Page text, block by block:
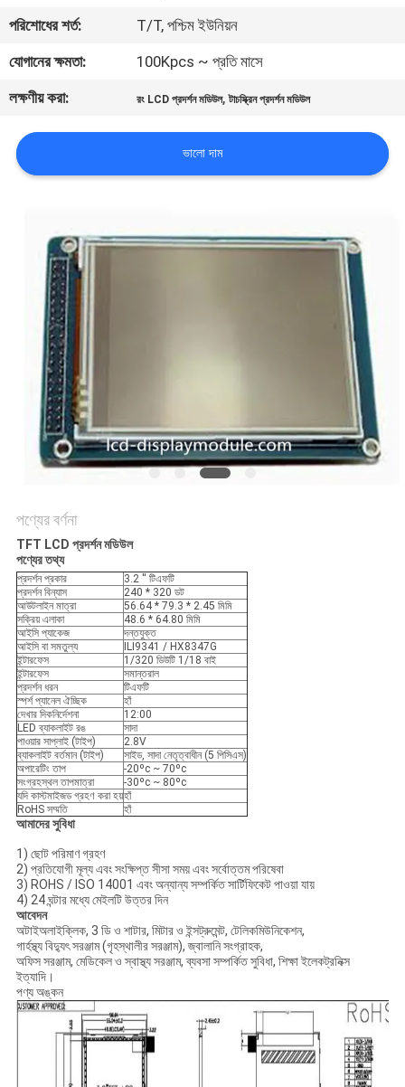
সাথে
যোগাযোগ
করুন
খবর
জন্য
আবেদন
সাইট
ম্যাপ
গোপনীয়তা
পরিশোধের শর্ত:
T/T, পশ্চিম ইউনিয়ন
যোগানের ক্ষমতা:
100Kpcs ~ প্রতি মাসে
লক্ষণীয় করা:
রং LCD প্রদর্শন মডিউল,টাচস্ক্রিন প্রদর্শন মডিউল
ভালো দাম
পণ্যের বর্ণনা
TFT LCD প্রদর্শন মডিউল
পণ্যের তথ্য
প্রদর্শন প্রকার
3.2 '' টিএফটি
প্রদর্শন বিন্যাস
240 * 320 ডট
আউটলাইন মাত্রা
56.64 * 79.3 * 2.45 মিমি
সক্রিয় এলাকা
48.6 * 64.80 মিমি
আইসি প্যাকেজ
দন্তযুক্ত
আইসি বা সমতুল্য
ILI9341 / HX8347G
ইন্টারফেস
1/320 ডিউটি ​​1/18 বাই
ইন্টারফেস
সমান্তরাল
প্রদর্শন ধরন
টিএফটি
স্পর্শ প্যানেল ঐচ্ছিক
হাঁ
দেখার দিকনির্দেশনা
12:00
LED ব্যাকলাইট রঙ
সাদা
পাওয়ার সাপ্লাই (টাইপ)
2.8V
ব্যাকলাইট বর্তমান (টাইপ)
সাইড, সাদা নেতৃত্বাধীন (5 পিসিএস)
অপারেটিং তাপ
-20ºc ~ 70ºc
সংগ্রহস্থল তাপমাত্রা
-30ºc ~ 80ºc
যদি কাস্টমাইজড গ্রহণ করা হয়হাঁ
RoHS সম্মতি
হাঁ
আমাদের সুবিধা
1) ছোট পরিমাণ গ্রহণ
2) প্রতিযোগী মূল্য এবং সংক্ষিপ্ত সীসা সময় এবং সর্বোত্তম পরিষেবা
3) ROHS / ISO 14001 এবং অন্যান্য সম্পর্কিত সার্টিফিকেট পাওয়া যায়
4) 24 ঘন্টার মধ্যে মেইলটি উত্তর দিন
আবেদন
অটাইঅলাইক্লিক, 3 ডি ও শাটার, মিটার ও ইন্সট্রুমেন্ট, টেলিকমিউনিকেশন,
গার্হস্থ্য বিদ্যুৎ সরঞ্জাম (গৃহস্থালীর সরঞ্জাম), জ্বালানি সংগ্রাহক,
অফিস সরঞ্জাম, মেডিকেল ও স্বাস্থ্য সরঞ্জাম, ব্যবসা সম্পর্কিত সুবিধা, শিক্ষা ইলেকট্রনিক্স
ইত্যাদি।
পণ্য অঙ্কন